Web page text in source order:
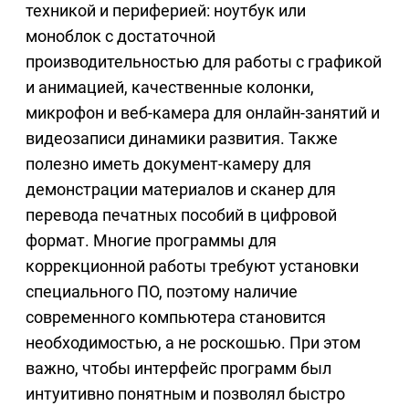
техникой и периферией: ноутбук или
моноблок с достаточной
производительностью для работы с графикой
и анимацией, качественные колонки,
микрофон и веб-камера для онлайн-занятий и
видеозаписи динамики развития. Также
полезно иметь документ-камеру для
демонстрации материалов и сканер для
перевода печатных пособий в цифровой
формат. Многие программы для
коррекционной работы требуют установки
специального ПО, поэтому наличие
современного компьютера становится
необходимостью, а не роскошью. При этом
важно, чтобы интерфейс программ был
интуитивно понятным и позволял быстро